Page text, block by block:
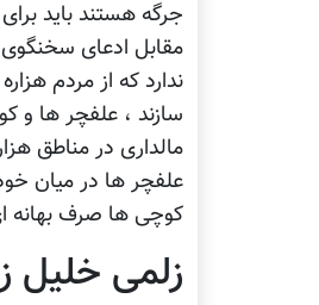
جرگه هستند باید
مقابل ادعای سخنگوی
ندارد که از مردم
سازند ، علفچر ها و
مالداری در مناطق
علفچر ها در میان
کوچی ها صرف بهانه
زلمی خلیل